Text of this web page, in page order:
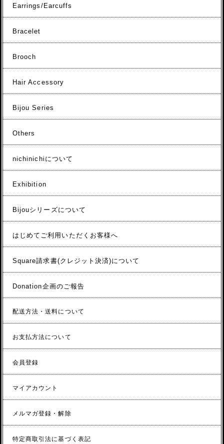
Earrings/Earcuffs
Bracelet
Brooch
Hair Accessory
Bijou Series
Others
nichinichiについて
Exhibition
Bijouシリーズについて
はじめてご利用いただくお客様へ
Square請求書(クレジット決済)について
Donation企画のご報告
配送方法・送料について
お支払方法について
会員登録
マイアカウント
メルマガ登録・解除
特定商取引法に基づく表記